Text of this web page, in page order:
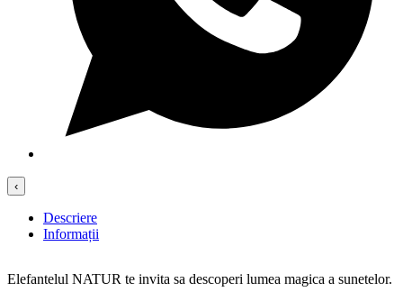
‹
Descriere
Informații
Elefantelul NATUR te invita sa descoperi lumea magica a sunetelor.